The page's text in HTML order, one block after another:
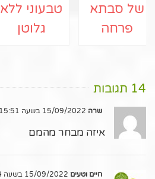
טבעוני ללא
גלוטן
של סבתא
פרחה
14 תגובות
שרה
איזה מבחר מהמם
חיים וטעים